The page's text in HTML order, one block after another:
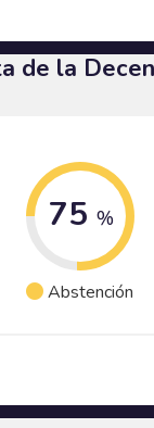
de la
75 %
Abstención